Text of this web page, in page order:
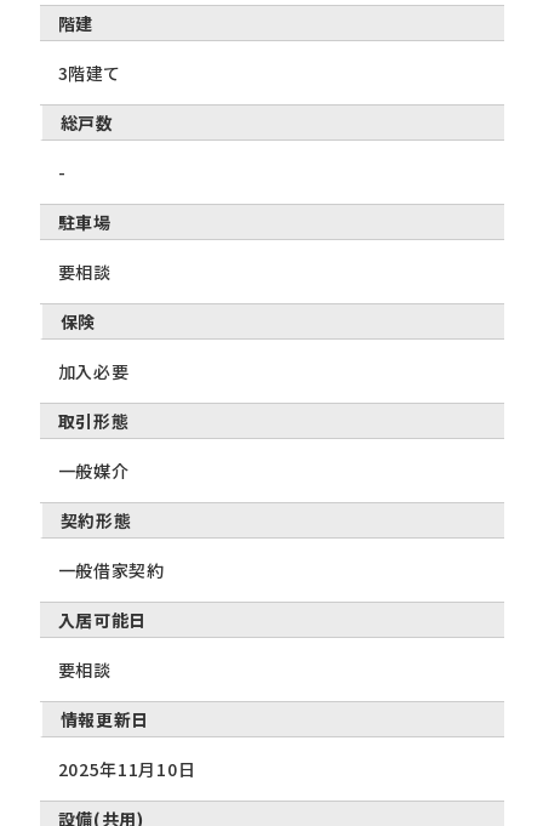
階建
3階建て
総戸数
-
駐車場
要相談
保険
加入必要
取引形態
一般媒介
契約形態
一般借家契約
入居可能日
要相談
情報更新日
2025年11月10日
設備(共用)